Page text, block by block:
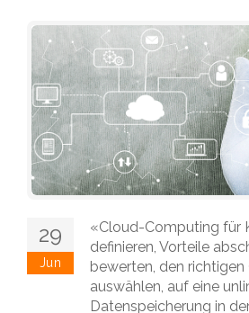
29
Jun
«Cloud-Computing für
definieren, Vorteile
bewerten, den
auswählen, auf eine
Datenspeicherung in